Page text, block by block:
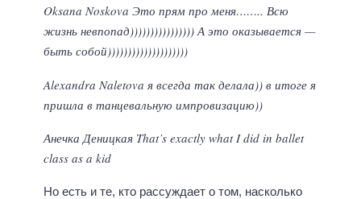
Oksana Noskova Это прям про меня…….. Всю
жизнь невпопад)))))))))))))))) А это оказывается —
быть собой))))))))))))))))))))
Alexandra Naletova я всегда так делала)) в итоге я
пришла в танцевальную импровизацию))
Анечка Деницкая That’s exactly what I did in ballet
class as a kid
Но есть и те, кто рассуждает о том, насколько